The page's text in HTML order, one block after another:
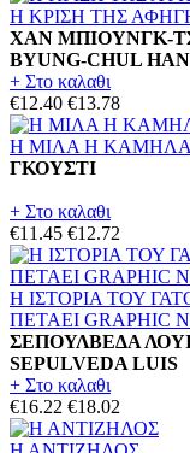
Η ΚΡΙΣΗ ΤΗΣ
ΧΑΝ ΜΠΙΟΥΝΓΚ-
BYUNG-CHUL HAN
+ Στο καλαθι
€12.40 €13.78
Η ΜΙΛΑ Η ΚΑΜΗΛΑ
ΓΚΟΥΣΤΙ
+ Στο καλαθι
€11.45 €12.72
Η ΙΣΤΟΡΙΑ ΤΟΥ
ΠΕΤΑΕΙ GRAPHIC
ΣΕΠΟΥΛΒΕΔΑ
SEPULVEDA LUIS
+ Στο καλαθι
€16.22 €18.02